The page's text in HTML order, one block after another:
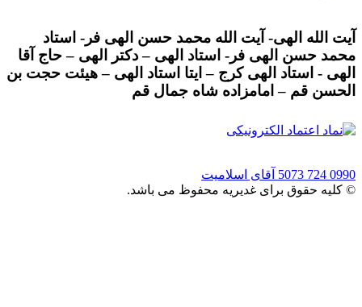
آیت الله الهی- آیت الله محمد حسن الهی فر- استاد
محمد حسن الهی فر- استاد الهی – دکتر الهی – حاج آقا
الهی - استاد الهی کرج – ایتا استاد الهی – هیئت حجت بن
الحسن قم – امامزاده شاه جمال قم
0990 724 5073
آقای اسلامیت
© کلیه حقوق برای غدیریه محفوظ می باشد.